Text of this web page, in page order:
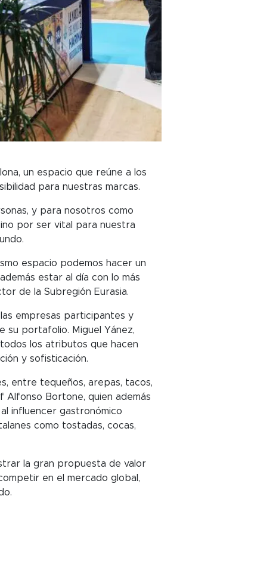
un espacio que reúne a los
para nuestras marcas.
y para nosotros como
por ser vital para nuestra
espacio podemos hacer un
estar al día con lo más
de la Subregión Eurasia.
empresas participantes y
su portafolio. Miguel Yánez,
los atributos que hacen
y sofisticación.
entre tequeños, arepas, tacos,
Alfonso Bortone, quien además
influencer gastronómico
como tostadas, cocas,
la gran propuesta de valor
en el mercado global,